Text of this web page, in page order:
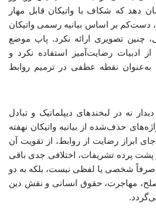
دهد که شکاف با واتیکان قابل مهار
دست‌کم بر اساس بیانیه رسمی واتیکان
چنین تصویری ارائه نکرد. پاپ موضع
از ادبیات رضایت‌آمیز استفاده نکرد و
به‌عنوان نقطه عطفی در ترمیم روابط
نه در لبخندهای دیپلماتیک و تبادل
حذف‌شده از بیانیه واتیکان نهفته
ابراز رضایت از روابط، از تقویت آن
پرده تشریفات، اختلافی جدی باقی
صرفاً شخصی یا لفظی نیست، بلکه به دو
مهاجرت، حقوق انسانی و نقش دین